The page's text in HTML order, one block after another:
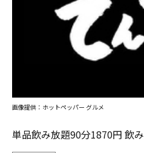
単品飲み放題90分1870円 飲
画像提供：ホットペッパー グルメ